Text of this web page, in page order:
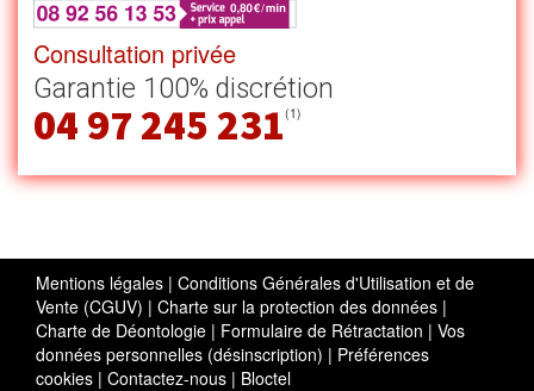
Consultation privée
Garantie 100% discrétion
04 97 245 231(1)
Mentions légales | Conditions Générales d'Utilisation et de
Vente (CGUV) | Charte sur la protection des données |
Charte de Déontologie | Formulaire de Rétractation | Vos
données personnelles (désinscription) | Préférences
cookies | Contactez-nous | Bloctel